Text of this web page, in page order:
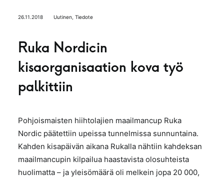
26.11.2018 Uutinen Tiedote
Ruka Nordicin
kisaorganisaation kova työ
palkittiin
Pohjoismaisten hiihtolajien maailmancup Ruka
Nordic päätettiin upeissa tunnelmissa sunnuntaina.
Kahden kisapäivän aikana Rukalla nähtiin kahdeksan
maailmancupin kilpailua haastavista olosuhteista
huolimatta – ja yleisömäärä oli melkein jopa 20 000,